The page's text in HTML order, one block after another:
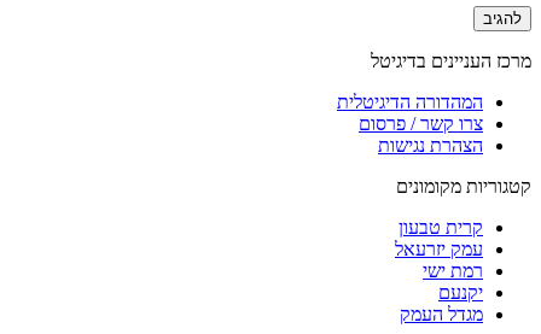
מרכז העניינים בדיגיטל
המהדורה הדיגיטלית
צרו קשר / פרסום
הצהרת נגישות
קטגוריות מקומונים
קרית טבעון
עמק יזרעאל
רמת ישי
יקנעם
מגדל העמק